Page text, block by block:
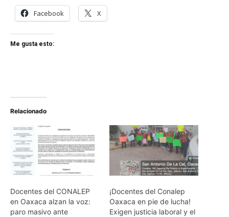
Facebook X
Me gusta esto:
Relacionado
Docentes del CONALEP
en Oaxaca alzan la voz:
paro masivo ante
¡Docentes del Conalep
Oaxaca en pie de lucha!
Exigen justicia laboral y el